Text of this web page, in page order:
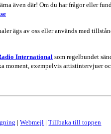
även där! Om du har frågor eller
ägs av oss eller används med
International som regelbundet
moment, exempelvis artistintervjuer
|Webmejl |Tillbaka till toppen